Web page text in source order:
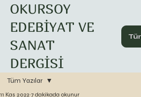
OKURSOY
EDEBİYAT VE
SANAT
DERGİSİ
Tüm Yazılar
11 Kas 2022 7 dakikada okunur